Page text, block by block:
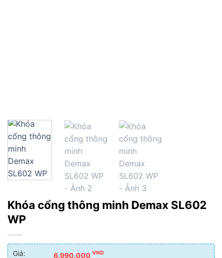
Khóa cổng thông minh Demax SL602
WP
Giá: 6.990.000 VND